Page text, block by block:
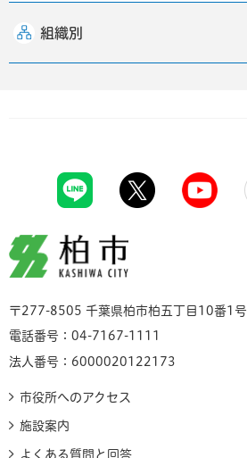
組織別
柏市
〒277-8505 千葉県柏市柏五丁目10番1号
電話番号：04-7167-1111
法人番号：6000020122173
市役所へのアクセス
施設案内
よくある質問と回答